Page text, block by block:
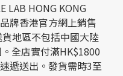
LAB HONG KONG
牌香港官方網上銷售
地區不包括中國大陸
全店實付滿HK$1800
遞送出。發貨需時3至